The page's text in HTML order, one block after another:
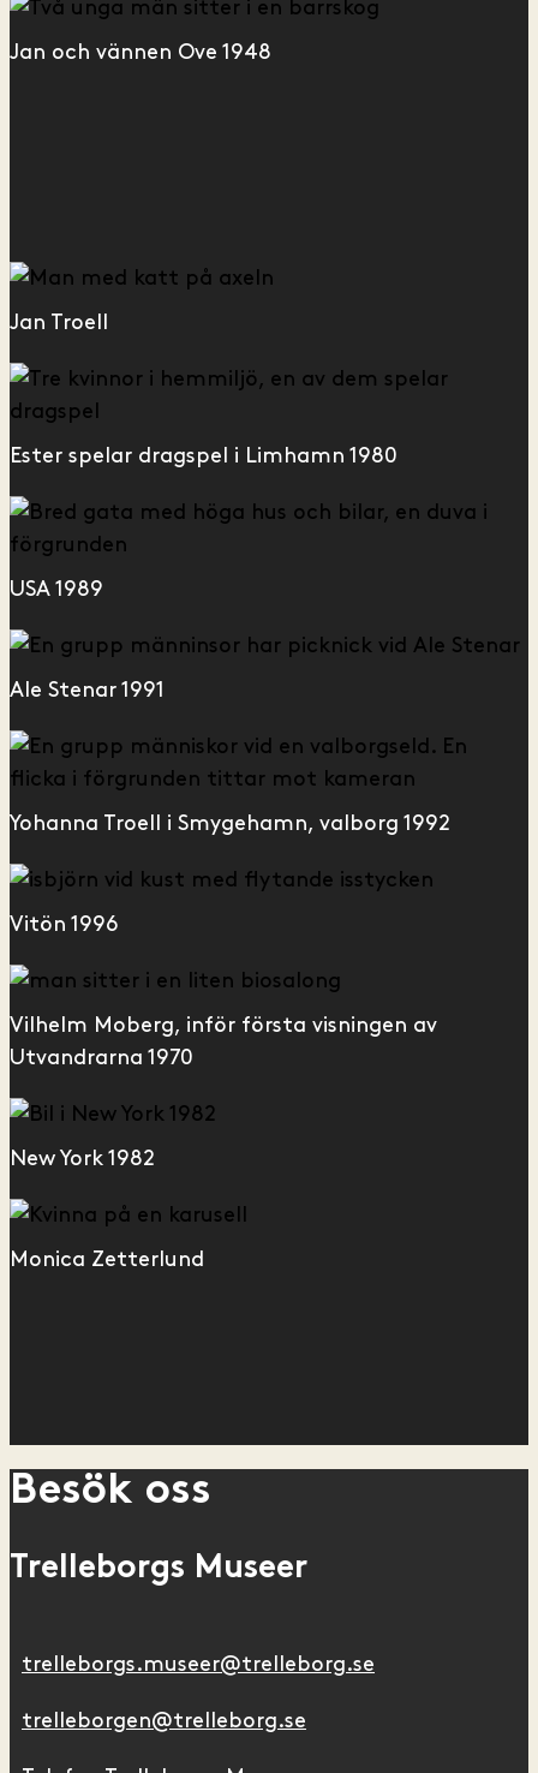
Jan och vännen Ove 1948
Jan Troell
Ester spelar dragspel i Limhamn 1980
USA 1989
Ale Stenar 1991
Yohanna Troell i Smygehamn, valborg 1992
Vitön 1996
Vilhelm Moberg, inför första visningen av
Utvandrarna 1970
New York 1982
Monica Zetterlund
Besök oss
Trelleborgs Museer
trelleborgs.museer@trelleborg.se
trelleborgen@trelleborg.se